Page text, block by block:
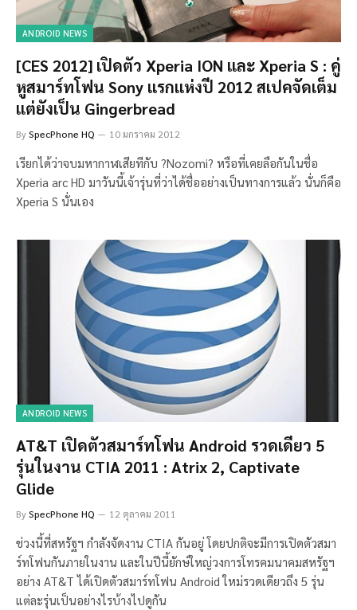
ANDROID NEWS
[CES 2012] เปิดตัว Xperia ION และ Xperia S : คู่
หูสมาร์ทโฟน Sony แรกแห่งปี 2012 สเปคจัดเต็ม
แต่ยังเป็น Gingerbread
BySpecPhone HQ 10 มกราคม 2012
เรียกได้ว่าจบมหากาฬเสียทีกับ ?Nozomi? หรือที่เคยลือกันในชื่อ
Xperia arc HD มาวันนี้เจ้ารุ่นที่ว่าได้ชื่ออย่างเป็นทางการแล้ว นั่นก็คือ
Xperia S นั่นเอง
ANDROID NEWS
AT&T เปิดตัวสมาร์ทโฟน Android รวดเดียว 5
รุ่นในงาน CTIA 2011 : Atrix 2, Captivate
Glide
BySpecPhone HQ 12 ตุลาคม 2011
ช่วงนี้ที่สหรัฐฯ กำลังจัดงาน CTIA กันอยู่ โดยปกติจะมีการเปิดตัวสมา
ร์ทโฟนกันภายในงาน และในปีนี้ยักษ์ใหญ่วงการโทรคมนาคมสหรัฐฯ
อย่าง AT&T ได้เปิดตัวสมาร์ทโฟน Android ใหม่รวดเดียวถึง 5 รุ่น
แต่ละรุ่นเป็นอย่างไรบ้างไปดูกัน